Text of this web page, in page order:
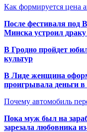
Как формируется
После фестиваля под
Минска устроил
В Гродно пройдет
культур
В Лиде женщина
проигрывала деньги
Почему автомобиль
Пока муж был на
зарезала любовника